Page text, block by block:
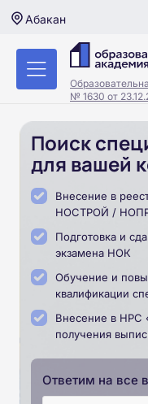
Абакан
№ 1630 от
Поиск
для вашей
Внесение в
НОСТРОЙ /
Подготовка и
экзамена НОК
Обучение и
квалификации
Внесение в НРС
получения
Ответим на все